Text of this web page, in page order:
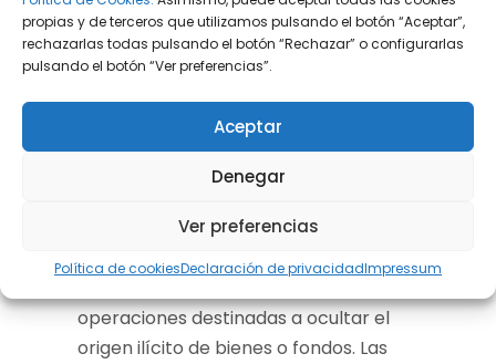
propias y de terceros que utilizamos pulsando el botón “Aceptar”,
rechazarlas todas pulsando el botón “Rechazar” o configurarlas
pulsando el botón “Ver preferencias”.
Aceptar
Denegar
Ver preferencias
Política de cookiesDeclaración de privacidadImpressum
23 octubre, 2025
Acusado de blanqueo
de capitales:
estrategias de defensa
Ser acusado de blanqueo de capitales
especialmente delicada, ya que
implica ser señalado por participar —
operaciones destinadas a ocultar el
origen ilícito de bienes o fondos. Las